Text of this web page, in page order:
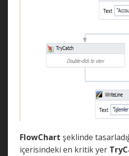
FlowChart şeklinde
içerisindeki en kritik yer